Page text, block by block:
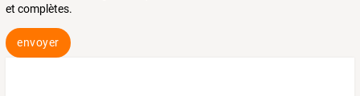
et complètes.
envoyer